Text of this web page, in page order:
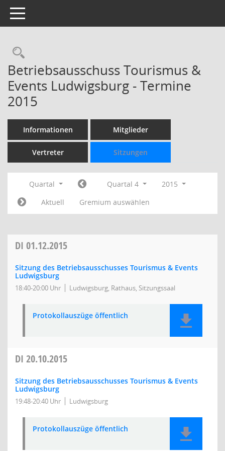
Toggle navigation
Rechercheauswahl
Betriebsausschuss Tourismus &
Events Ludwigsburg - Termine
2015
Informationen Mitglieder
Vertreter Sitzungen
Quartal Quartal 4
2015
Aktuell
Gremium auswählen
DI 01.12.2015
Sitzung des Betriebsausschusses Tourismus & Events
Ludwigsburg
18:40-20:00 Uhr Ludwigsburg, Rathaus, Sitzungssaal
Protokollauszüge öffentlich
DI 20.10.2015
Sitzung des Betriebsausschusses Tourismus & Events
Ludwigsburg
19:48-20:40 Uhr Ludwigsburg
Protokollauszüge öffentlich